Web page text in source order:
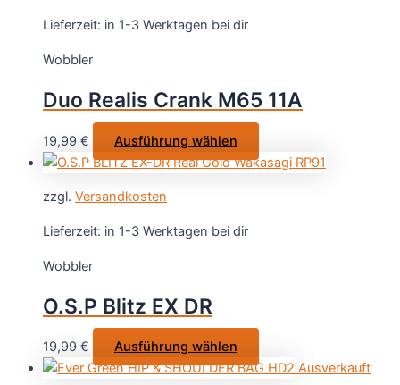
Lieferzeit: in 1-3 Werktagen bei dir
Wobbler
Duo Realis Crank M65 11A
19,99 € Ausführung wählen
Produkt
auf
Produktseite
zzgl. Versandkosten
Lieferzeit: in 1-3 Werktagen bei dir
Wobbler
O.S.P Blitz EX DR
19,99 € Ausführung wählen
ProduktAusverkauft